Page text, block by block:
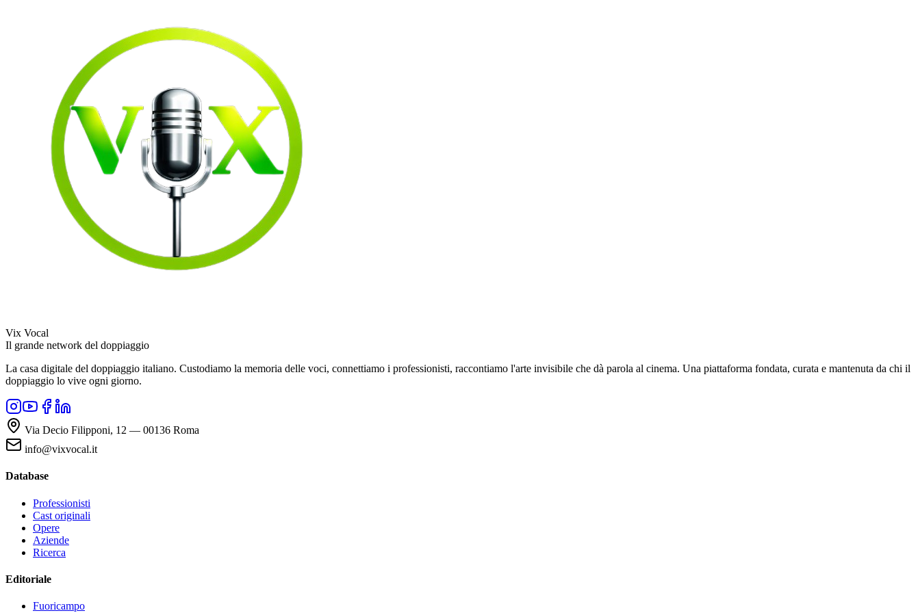
Vix Vocal
Il grande network del doppiaggio
La casa digitale del doppiaggio italiano. Custodiamo la memoria delle voci, connettiamo i professionisti, raccontiamo l'arte invisibile che dà parola al cinema. Una piattaforma fondata, curata e mantenuta da chi il
doppiaggio lo vive ogni giorno.
Via Decio Filipponi, 12 — 00136 Roma
info@vixvocal.it
Database
Professionisti
Cast originali
Opere
Aziende
Ricerca
Editoriale
Fuoricampo